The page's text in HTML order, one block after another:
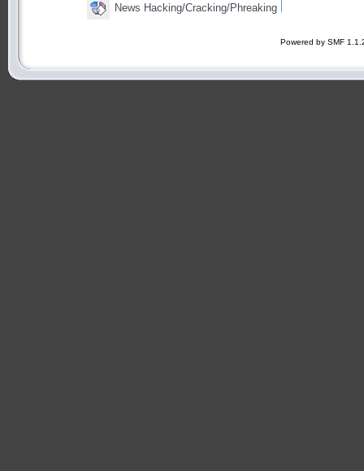
News Hacking/Cracking/Phreaking
Powered by SMF